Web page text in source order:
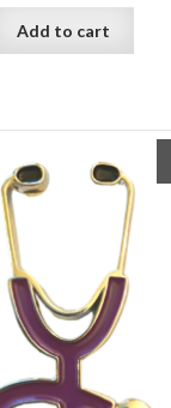
Add to cart